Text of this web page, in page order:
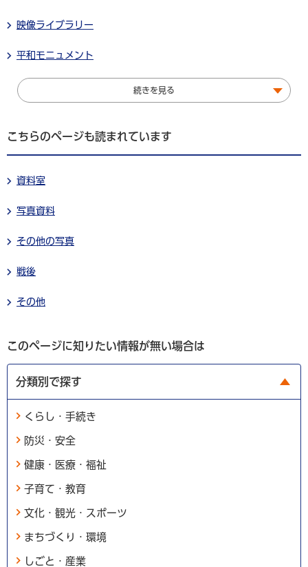
映像ライブラリー
平和モニュメント
続きを見る
こちらのページも読まれています
資料室
写真資料
その他の写真
戦後
その他
このページに知りたい情報が無い場合は
分類別で探す
くらし・手続き
防災・安全
健康・医療・福祉
子育て・教育
文化・観光・スポーツ
まちづくり・環境
しごと・産業